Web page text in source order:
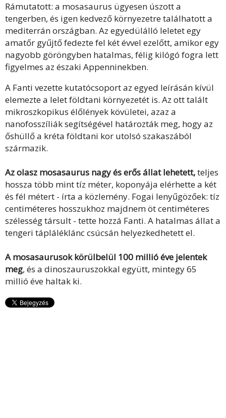
Rámutatott: a mosasaurus ügyesen úszott a
tengerben, és igen kedvező környezetre találhatott a
mediterrán országban. Az egyedülálló leletet egy
amatőr gyűjtő fedezte fel két évvel ezelőtt, amikor egy
nagyobb göröngyben hatalmas, félig kilógó fogra lett
figyelmes az északi Appenninekben.
A Fanti vezette kutatócsoport az egyed leírásán kívül
elemezte a lelet földtani környezetét is. Az ott talált
mikroszkopikus élőlények kövületei, azaz a
nanofosszíliák segítségével határozták meg, hogy az
őshüllő a kréta földtani kor utolsó szakaszából
származik.
Az olasz mosasaurus nagy és erős állat lehetett,teljes
hossza több mint tíz méter, koponyája elérhette a két
és fél métert - írta a közlemény. Fogai lenyűgözőek: tíz
centiméteres hosszukhoz majdnem öt centiméteres
szélesség társult - tette hozzá Fanti. A hatalmas állat a
tengeri tápláléklánc csúcsán helyezkedhetett el.
A mosasaurusok körülbelül 100 millió éve jelentek
meg, és a dinoszauruszokkal együtt, mintegy 65
millió éve haltak ki.